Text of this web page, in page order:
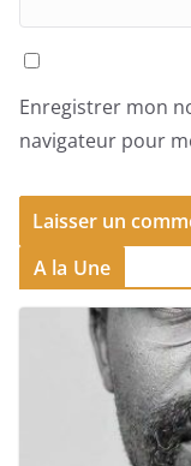
Enregistrer mon
navigateur pour
A la Une